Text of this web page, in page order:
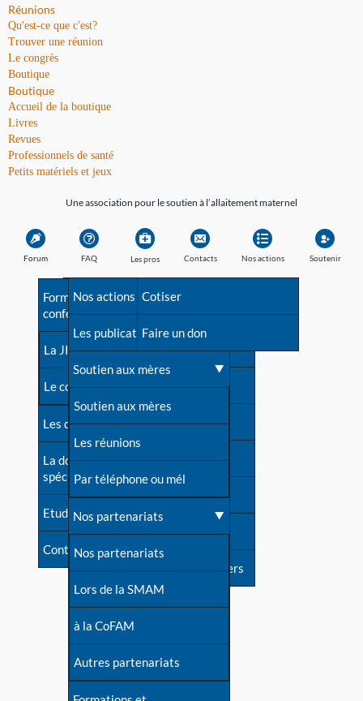
Réunions
Qu'est-ce que c'est?
Trouver une réunion
Le congrès
Boutique
Boutique
Accueil de la boutique
Livres
Revues
Professionnels de santé
Petits matériels et jeux
Une association pour le soutien à l’allaitement maternel
Forum FAQ
Avant la naissance
Les débuts
Une difficulté d'allaitement ?
Cas particuliers
Mythes et vérités
Devenir animatrice ?
Une question sur le site
Les pros
Formations et
conférences
La JIA
Le congrès
Les dossiers de l'allaitement
La documentation
spécialisée
Etudes récentes
Contact
Contacts
Besoin d'aide?
Répertoire de tous les
contacts
Contact presse
Dossier de presse
Soutenir LLL
Livre d'or
Forum
S'inscrire à nos newsletters
Nos actions
Nos actions
Les publications
Soutien aux mères
Soutien aux mères
Les réunions
Par téléphone ou mél
Nos partenariats
Nos partenariats
Lors de la SMAM
à la CoFAM
Autres partenariats
Soutenir
Cotiser
Faire un don